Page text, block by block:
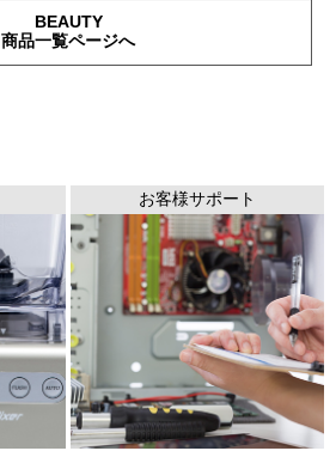
BEAUTY
商品一覧ページへ
お客様サポート